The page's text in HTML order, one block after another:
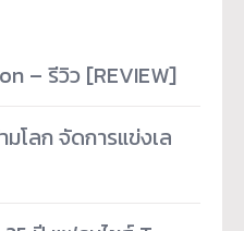
– รีวิว [REVIEW]
มโลก จัดการแข่งเล